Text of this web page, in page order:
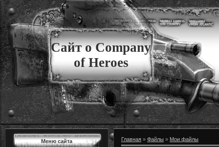
Сайт о Company
of Heroes
Меню сайта Главная » Файлы » Мои файлы